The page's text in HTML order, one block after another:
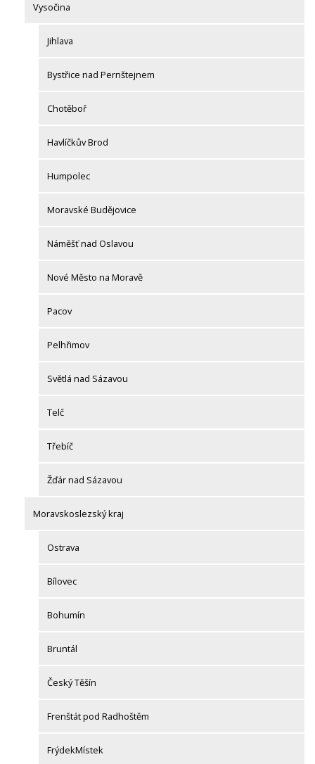
Vysočina
Jihlava
Bystřice nad Pernštejnem
Chotěboř
Havlíčkův Brod
Humpolec
Moravské Budějovice
Náměšť nad Oslavou
Nové Město na Moravě
Pacov
Pelhřimov
Světlá nad Sázavou
Telč
Třebíč
Žďár nad Sázavou
Moravskoslezský kraj
Ostrava
Bílovec
Bohumín
Bruntál
Český Těšín
Frenštát pod Radhoštěm
FrýdekMístek